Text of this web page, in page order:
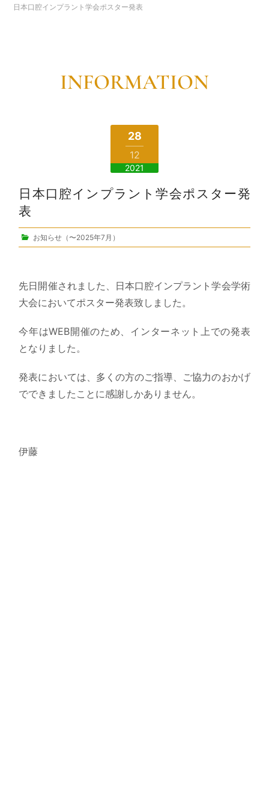
日本口腔インプラント学会ポスター発表
INFORMATION
28
12
2021
日本口腔インプラント学会ポスター発
表
お知らせ（〜2025年7月）
先日開催されました、日本口腔インプラント学会学術
大会においてポスター発表致しました。
今年はWEB開催のため、インターネット上での発表
となりました。
発表においては、多くの方のご指導、ご協力のおかげ
でできましたことに感謝しかありません。
伊藤